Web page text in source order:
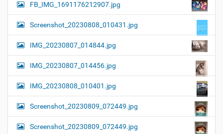
FB_IMG_1691176212907.jpg
Screenshot_20230808_010431.jpg
IMG_20230807_014844.jpg
IMG_20230807_014456.jpg
IMG_20230808_010401.jpg
Screenshot_20230809_072449.jpg
Screenshot_20230809_072449.jpg